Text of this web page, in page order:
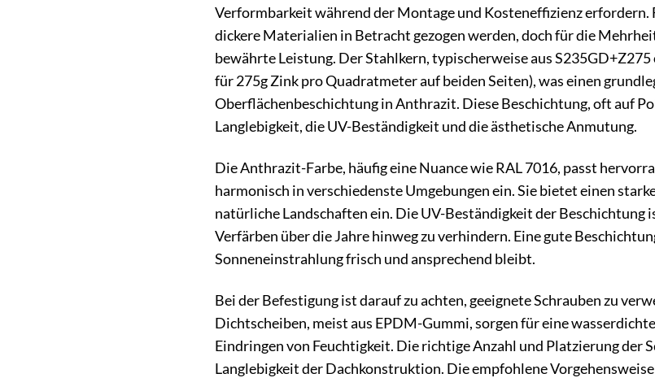
Verformbarkeit während der Montage und Kosteneffizienz erfordern.
dickere Materialien in Betracht gezogen werden, doch für die
bewährte Leistung. Der Stahlkern, typischerweise aus
für 275g Zink pro Quadratmeter auf beiden Seiten), was einen
Oberflächenbeschichtung in Anthrazit. Diese Beschichtung, oft auf
Langlebigkeit, die UV-Beständigkeit und die ästhetische Anmutung.
Die Anthrazit-Farbe, häufig eine Nuance wie RAL 7016, passt
harmonisch in verschiedenste Umgebungen ein. Sie bietet einen
natürliche Landschaften ein. Die UV-Beständigkeit der Beschichtung
Verfärben über die Jahre hinweg zu verhindern. Eine gute
Sonneneinstrahlung frisch und ansprechend bleibt.
Bei der Befestigung ist darauf zu achten, geeignete Schrauben zu
Dichtscheiben, meist aus EPDM-Gummi, sorgen für eine
Eindringen von Feuchtigkeit. Die richtige Anzahl und Platzierung der
Langlebigkeit der Dachkonstruktion. Die empfohlene